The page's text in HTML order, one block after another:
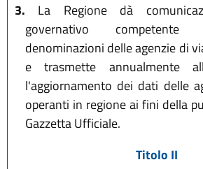
3. La Regione dà
governativo
denominazioni delle agenzie di
e trasmette annualmente
l'aggiornamento dei dati delle
operanti in regione ai fini della
Gazzetta Ufficiale.
Titolo II